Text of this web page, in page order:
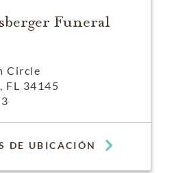
Funeral
Circle
FL 34145
DE UBICACIÓN